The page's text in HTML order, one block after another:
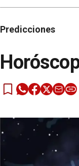
Predicciones